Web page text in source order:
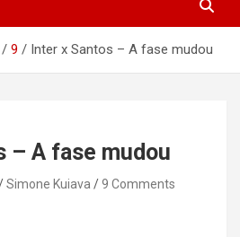
9 Inter x Santos – A fase mudou
– A fase mudou
Simone Kuiava 9 Comments